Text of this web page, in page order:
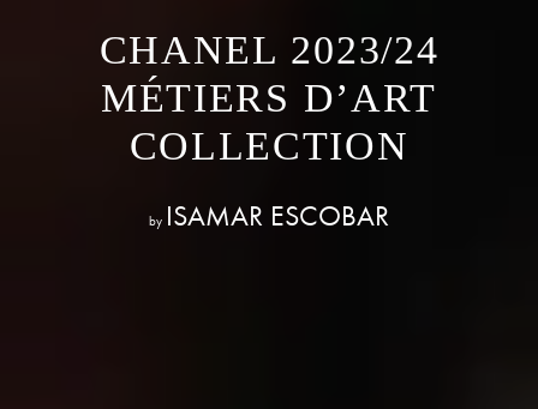
CHANEL 2023/24
MÉTIERS D’ART
COLLECTION
by ISAMAR ESCOBAR